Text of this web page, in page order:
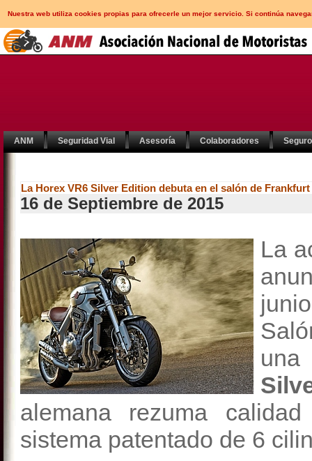
Nuestra web utiliza cookies propias para ofrecerle un mejor servicio. Si continúa
ANM Seguridad Vial Asesoría Colaboradores
La Horex VR6 Silver Edition debuta en el salón de Frankfurt
16 de Septiembre de 2015
La
una
alemana rezuma
sistema patentado de 6